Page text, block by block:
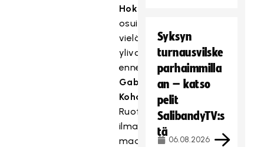
Hokkanen
osui
vielä
ylivoimalla
ennen
Gabriel
Kohosen
Ruotsille
ilman
maalivahtia
Syksyn
turnausvilske
parhaimmilla
an – katso
pelit
SalibandyTV:s
tä
06.08.2026